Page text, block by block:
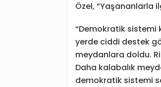
Özel, “Yaşananlarla
“Demokratik sistemi
yerde ciddi destek
meydanlara doldu.
Daha kalabalık
demokratik sistemi